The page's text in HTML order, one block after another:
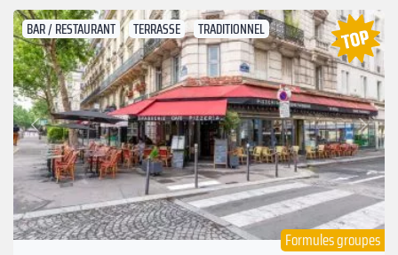
BAR / RESTAURANT TERRASSE TRADITIONNEL
Précédent
Suivant
Formules groupes